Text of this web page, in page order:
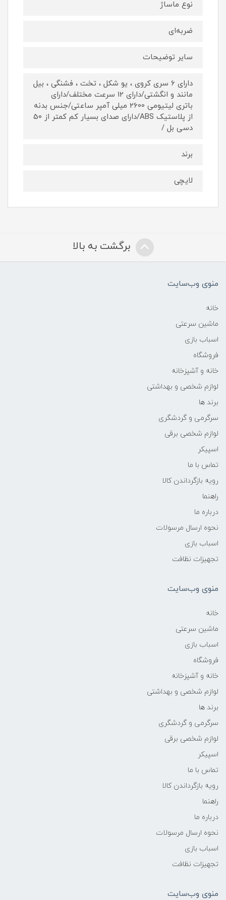
نوع ماساژ
ضربه‌ای
سایر توضیحات
دارای 6 سری کروی ، یو شکل ، تخت ، فشنگی ، بیل
مانند و انگشتی/دارای 12 سرعت مختلف/دارای
باتری لیتیومی 2600 میلی آمپر ساعتی/جنس بدنه
از پلاستیک ABS/دارای صدای بسیار کم کمتر از 50
دسی بل /
برند
لایچی
برگشت به بالا
منوی وب‌سایت
خانه
ماشین سرعتی
اسباب بازی
فروشگاه
خانه و آشپزخانه
لوازم شخصی و بهداشتی
برند ها
سرگرمی و گردشگری
لوازم شخصی برقی
اسپیکر
تماس با ما
رویه بازگرداندن کالا
راهنما
درباره ما
نحوه ارسال مرسولات
اسباب بازی
تجهیزات نظافت
منوی وب‌سایت
خانه
ماشین سرعتی
اسباب بازی
فروشگاه
خانه و آشپزخانه
لوازم شخصی و بهداشتی
برند ها
سرگرمی و گردشگری
لوازم شخصی برقی
اسپیکر
تماس با ما
رویه بازگرداندن کالا
راهنما
درباره ما
نحوه ارسال مرسولات
اسباب بازی
تجهیزات نظافت
منوی وب‌سایت